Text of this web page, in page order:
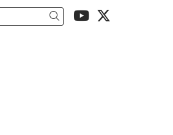
Link a
Cercar